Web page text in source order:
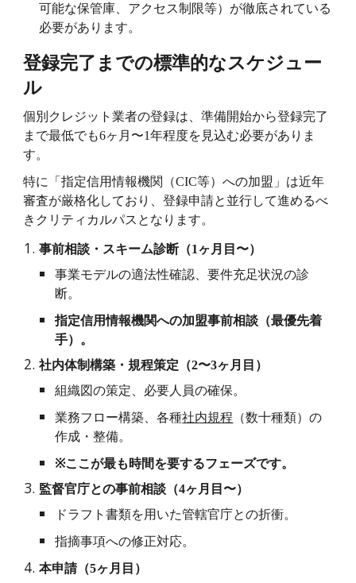
可能な保管庫、アクセス制限等）が徹底されている
必要があります。
登録完了までの標準的なスケジュー
ル
個別クレジット業者の登録は、準備開始から登録完了
まで最低でも6ヶ月〜1年程度を見込む必要がありま
す。
特に「指定信用情報機関（CIC等）への加盟」は近年
審査が厳格化しており、登録申請と並行して進めるべ
きクリティカルパスとなります。
事前相談・スキーム診断（1ヶ月目〜）
事業モデルの適法性確認、要件充足状況の診
断。
指定信用情報機関への加盟事前相談（最優先着
手）。
社内体制構築・規程策定（2〜3ヶ月目）
組織図の策定、必要人員の確保。
業務フロー構築、各種社内規程 （数十種類）の
作成・整備。
※ここが最も時間を要するフェーズです。
監督官庁との事前相談（4ヶ月目〜）
ドラフト書類を用いた管轄官庁との折衝。
指摘事項への修正対応。
本申請（5ヶ月目）